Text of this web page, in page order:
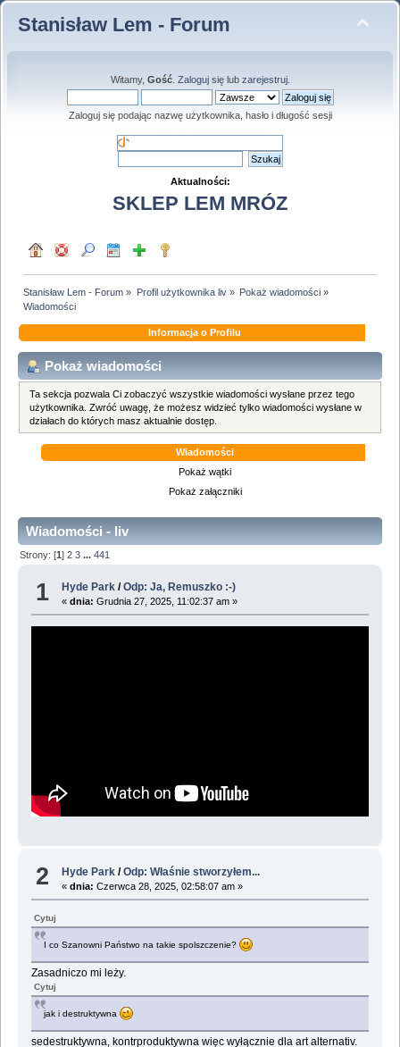
Stanisław Lem - Forum
Witamy, Gość. Zaloguj sięlub zarejestruj.
Zaloguj się podając nazwę użytkownika, hasło i długość sesji
Aktualności:
SKLEP LEM MRÓZ
Stanisław Lem - Forum » Profil użytkownika liv» Pokaż wiadomości»
Wiadomości
Informacja o Profilu
Pokaż wiadomości
Ta sekcja pozwala Ci zobaczyć wszystkie wiadomości wysłane przez tego
użytkownika. Zwróć uwagę, że możesz widzieć tylko wiadomości wysłane w
działach do których masz aktualnie dostęp.
Wiadomości
Pokaż wątki
Pokaż załączniki
Wiadomości - liv
Strony: [1]2 3 ...441
1 Hyde Park /Odp: Ja, Remuszko :-)
«dnia: Grudnia 27, 2025, 11:02:37 am »
2 Hyde Park /Odp: Właśnie stworzyłem...
«dnia: Czerwca 28, 2025, 02:58:07 am »
Cytuj
I co Szanowni Państwo na takie spolszczenie?
Zasadniczo mi leży.
Cytuj
jak i destruktywna
sedestruktywna, kontrproduktywna więc wyłącznie dla art alternativ.